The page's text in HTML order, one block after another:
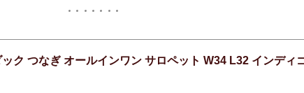
ク つなぎ オールインワン サロペット W34 L32 インディ